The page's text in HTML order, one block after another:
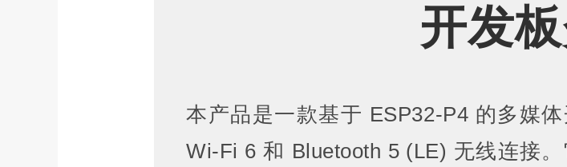
开发
本产品是一款基于 ESP32-P4 的多媒
Wi-Fi 6 和 Bluetooth 5 (LE) 无线连接